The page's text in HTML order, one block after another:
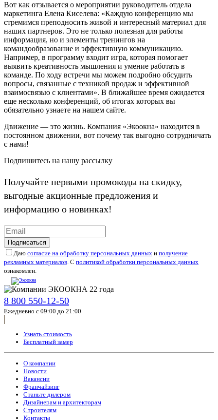
Вот как отзывается о мероприятии руководитель отдела
маркетинга Елена Киселева: «Каждую конференцию мы
стремимся преподносить живой и интересный материал для
наших партнеров. Это не только полезная для работы
информация, но и элементы тренингов на
командообразование и эффективную коммуникацию.
Например, в программу входит игра, которая помогает
выявить креативность мышления и умение работать в
команде. По ходу встречи мы можем подробно обсудить
вопросы, связанные с техникой продаж и эффективной
взаимосвязью с клиентами». В ближайшее время ожидается
еще несколько конференций, об итогах которых вы
обязательно узнаете на нашем сайте.
Движение — это жизнь. Компания «Экоокна» находится в
постоянном движении, вот почему так выгодно сотрудничать
с нами!
Подпишитесь на нашу рассылку
Получайте первыми промокоды на скидку,
выгодные акционные предложения и
информацию о новинках!
Подписаться
Даю согласие на обработку персональных данных и получение
рекламных материалов. С политикой обработки персональных данных
ознакомлен.
8 800 550-12-50
Ежедневно с 09:00 до 21:00
Узнать стоимость
Бесплатный замер
О компании
Новости
Вакансии
Франчайзинг
Станьте дилером
Дизайнерам и архитекторам
Строителям
Контакты